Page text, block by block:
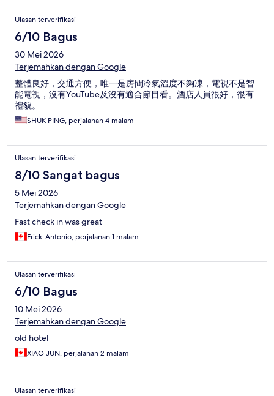
Ulasan terverifikasi
6/10 Bagus
30 Mei 2026
Terjemahkan dengan Google
整體良好，交通方便，唯一是房間冷氣溫度不夠凍，電視不是智
能電視，沒有YouTube及沒有適合節目看。酒店人員很好，很有
禮貌。
SHUK PING, perjalanan 4 malam
Ulasan terverifikasi
8/10 Sangat bagus
5 Mei 2026
Terjemahkan dengan Google
Fast check in was great
Erick-Antonio, perjalanan 1 malam
Ulasan terverifikasi
6/10 Bagus
10 Mei 2026
Terjemahkan dengan Google
old hotel
XIAO JUN, perjalanan 2 malam
Ulasan terverifikasi